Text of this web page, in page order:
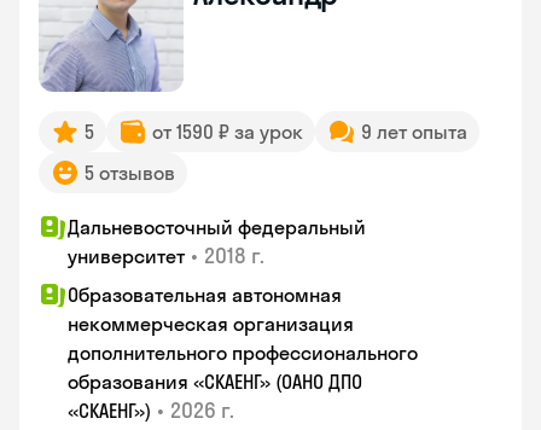
5 от 1590 ₽ за урок
9 лет опыта
5 отзывов
Дальневосточный федеральный
университет • 2018 г.
Образовательная автономная
некоммерческая организация
дополнительного профессионального
образования «СКАЕНГ» (ОАНО ДПО
«СКАЕНГ») • 2026 г.